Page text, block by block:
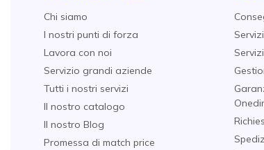
Chi siamo
I nostri punti di forza
Lavora con noi
Servizio grandi aziende
Tutti i nostri servizi
Il nostro catalogo
Il nostro Blog
Promessa di match price